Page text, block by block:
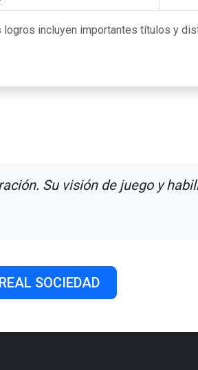
logros incluyen importantes títulos y
Su visión de juego y
SOCIEDAD